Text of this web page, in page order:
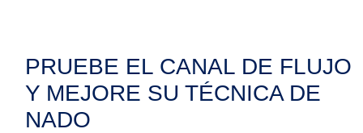
PRUEBE EL CANAL DE FLUJO
Y MEJORE SU TÉCNICA DE
NADO